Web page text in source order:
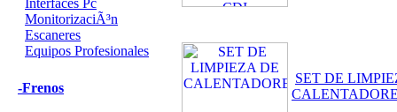
Interfaces Pc
MonitorizaciÃ³n
Escaneres
Equipos Profesionales
-Frenos
SET DE